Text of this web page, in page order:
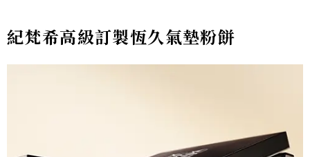
紀梵希高級訂製恆久氣墊粉餅